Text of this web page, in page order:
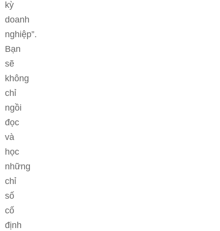
kỳ
doanh
nghiệp”.
Bạn
sẽ
không
chỉ
ngồi
đọc
và
học
những
chỉ
số
cố
định